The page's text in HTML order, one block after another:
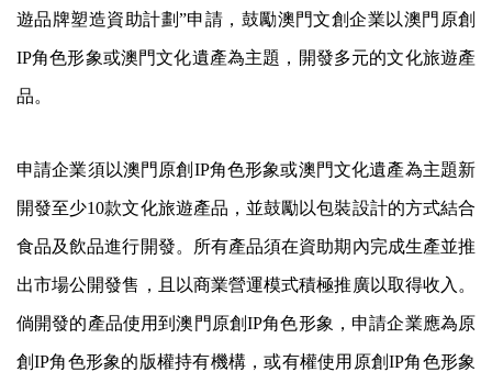
遊品牌塑造資助計劃”申請，鼓勵澳門文創企業以澳門原創
IP角色形象或澳門文化遺產為主題，開發多元的文化旅遊產
品。
申請企業須以澳門原創IP角色形象或澳門文化遺產為主題新
開發至少10款文化旅遊產品，並鼓勵以包裝設計的方式結合
食品及飲品進行開發。所有產品須在資助期內完成生產並推
出市場公開發售，且以商業營運模式積極推廣以取得收入。
倘開發的產品使用到澳門原創IP角色形象，申請企業應為原
創IP角色形象的版權持有機構，或有權使用原創IP角色形象